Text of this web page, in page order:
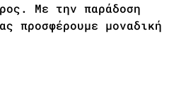
Με την παράδοση
προσφέρουμε μοναδική